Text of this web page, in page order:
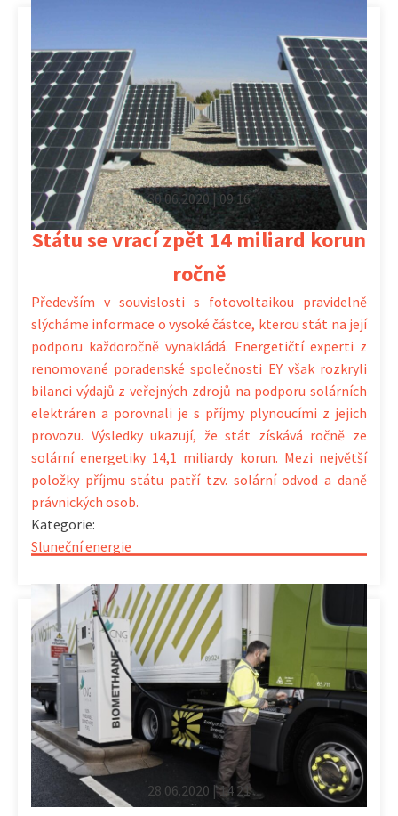
30.06.2020 | 09:16
Státu se vrací zpět 14 miliard korun
ročně
Především v souvislosti s fotovoltaikou pravidelně
slýcháme informace o vysoké částce, kterou stát na její
podporu každoročně vynakládá. Energetičtí experti z
renomované poradenské společnosti EY však rozkryli
bilanci výdajů z veřejných zdrojů na podporu solárních
elektráren a porovnali je s příjmy plynoucími z jejich
provozu. Výsledky ukazují, že stát získává ročně ze
solární energetiky 14,1 miliardy korun. Mezi největší
položky příjmu státu patří tzv. solární odvod a daně
právnických osob.
Kategorie:
Sluneční energie
28.06.2020 | 14:21